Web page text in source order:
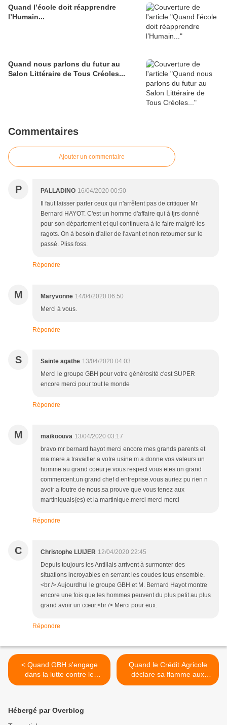
Quand l’école doit réapprendre
l’Humain...
Quand nous parlons du futur au
Salon Littéraire de Tous Créoles...
Commentaires
Ajouter un commentaire
P PALLADINO 16/04/2020 00:50
Il faut laisser parler ceux qui n'arrêtent pas de critiquer Mr
Bernard HAYOT. C'est un homme d'affaire qui à tjrs donné
pour son département et qui continuera à le faire malgré les
ragots. On à besoin d'aller de l'avant et non retourner sur le
passé. Pliss foss.
Répondre
M Maryvonne 14/04/2020 06:50
Merci à vous.
Répondre
S Sainte agathe 13/04/2020 04:03
Merci le groupe GBH pour votre générosité c'est SUPER
encore merci pour tout le monde
Répondre
M maikoouva 13/04/2020 03:17
bravo mr bernard hayot merci encore mes grands parents et
ma mere a travailler a votre usine m a donne vos valeurs un
homme au grand coeur.je vous respect.vous etes un grand
commercent.un grand chef d entreprise.vous auriez pu rien n
avoir a foutre de nous.sa prouve que vous tenez aux
martiniquais(es) et la martinique.merci merci merci
Répondre
C Christophe LUIJER 12/04/2020 22:45
Depuis toujours les Antillais arrivent à surmonter des
situations incroyables en serrant les coudes tous ensemble.
<br /> Aujourdhui le groupe GBH et M. Bernard Hayot montre
encore une fois que les hommes peuvent du plus petit au plus
grand avoir un cœur.<br /> Merci pour eux.
Répondre
< Quand GBH s'engage
dans la lutte contre le
Coronavirus...
Quand le Crédit Agricole
déclare sa flamme aux
Français... >
Hébergé par Overblog